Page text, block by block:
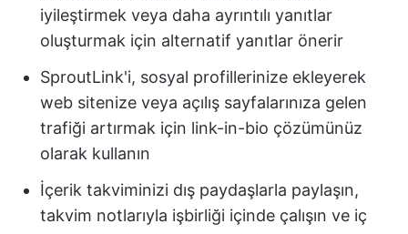
iyileştirmek veya daha ayrıntılı yanıtlar
oluşturmak için alternatif yanıtlar önerir
SproutLink'i, sosyal profillerinize ekleyerek
web sitenize veya açılış sayfalarınıza gelen
trafiği artırmak için link-in-bio çözümünüz
olarak kullanın
İçerik takviminizi dış paydaşlarla paylaşın,
takvim notlarıyla işbirliği içinde çalışın ve iç